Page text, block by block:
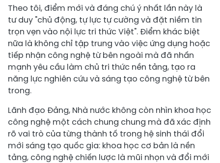
Theo tôi, điểm mới và đáng chú ý nhất lần này là
tư duy "chủ động, tự lực tự cường và đặt niềm tin
trọn vẹn vào nội lực tri thức Việt". Điểm khác biệt
nữa là không chỉ tập trung vào việc ứng dụng hoặc
tiếp nhận công nghệ từ bên ngoài mà đã nhấn
mạnh yêu cầu làm chủ tri thức nền tảng, tạo ra
năng lực nghiên cứu và sáng tạo công nghệ từ bên
trong.
Lãnh đạo Đảng, Nhà nước không còn nhìn khoa học
công nghệ một cách chung chung mà đã xác định
rõ vai trò của từng thành tố trong hệ sinh thái đổi
mới sáng tạo quốc gia: khoa học cơ bản là nền
tảng, công nghệ chiến lược là mũi nhọn và đổi mới